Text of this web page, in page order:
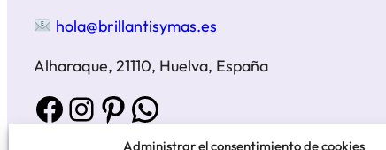
Administrar el consentimiento de cookies
hola@brillantisymas.es
Alharaque, 21110, Huelva, España
Facebook Instagram Pinterest WhatsApp